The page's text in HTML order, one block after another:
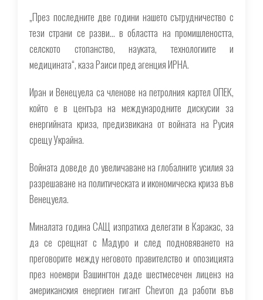
„През последните две години нашето сътрудничество с
тези страни се разви... в областта на промишлеността,
селското стопанство, науката, технологиите и
медицината“, каза Раиси пред агенция ИРНА.
Иран и Венецуела са членове на петролния картел ОПЕК,
който е в центъра на международните дискусии за
енергийната криза, предизвикана от войната на Русия
срещу Украйна.
Войната доведе до увеличаване на глобалните усилия за
разрешаване на политическата и икономическа криза във
Венецуела.
Миналата година САЩ изпратиха делегати в Каракас, за
да се срещнат с Мадуро и след подновяването на
преговорите между неговото правителство и опозицията
през ноември Вашингтон даде шестмесечен лиценз на
американския енергиен гигант Chevron да работи във